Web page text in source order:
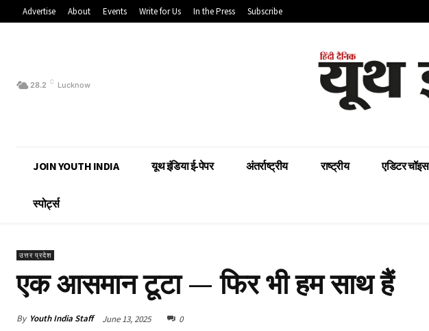
Advertise About Events Write for Us In the Press Subscribe
28.2 C Lucknow
JOIN YOUTH INDIA यूथ इंडिया ई-पेपर अंतर्राष्ट्रीय राष्ट्रीय एडिटर चॉइस
स्पोर्ट्स
उत्तर प्रदेश
एक आसमान टूटा — फिर भी हम साथ हैं
By Youth India Staff June 13, 2025 0